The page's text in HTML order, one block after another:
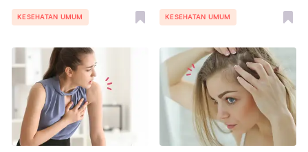
KESEHATAN UMUM KESEHATAN UMUM